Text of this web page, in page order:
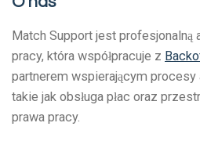
Match Support jest profesjonalną
pracy, która współpracuje z
partnerem wspierającym procesy
takie jak obsługa płac oraz
prawa pracy.